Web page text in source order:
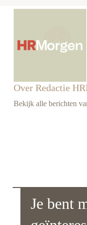
Over Redactie
Bekijk alle berichten
Je bent